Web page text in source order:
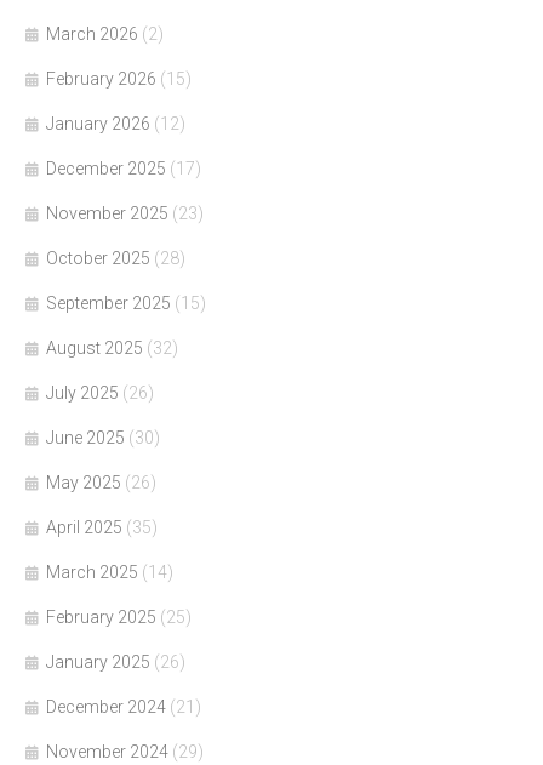
March 2026 (2)
February 2026 (15)
January 2026 (12)
December 2025 (17)
November 2025 (23)
October 2025 (28)
September 2025 (15)
August 2025 (32)
July 2025 (26)
June 2025 (30)
May 2025 (26)
April 2025 (35)
March 2025 (14)
February 2025 (25)
January 2025 (26)
December 2024 (21)
November 2024 (29)